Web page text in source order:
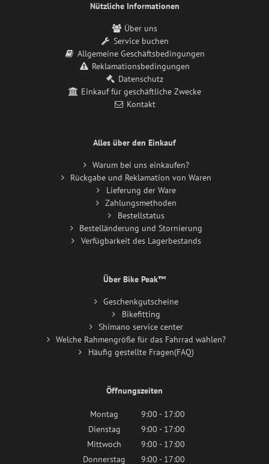
Nützliche Informationen
Über uns
Service buchen
Allgemeine Geschäftsbedingungen
Reklamationsbedingungen
Datenschutz
Einkauf für geschäftliche Zwecke
Kontakt
Alles über den Einkauf
Warum bei uns einkaufen?
Rückgabe und Reklamation von Waren
Lieferung der Ware
Zahlungsmethoden
Bestellstatus
Bestelländerung und Stornierung
Verfügbarkeit des Lagerbestands
Über Bike Peak™
Geschenkgutscheine
Bikefitting
Shimano service center
Welche Rahmengröße für das Fahrrad wählen?
Häufig gestellte Fragen(FAQ)
Öffnungszeiten
Montag
9:00 - 17:00
Dienstag
9:00 - 17:00
Mittwoch
9:00 - 17:00
Donnerstag
9:00 - 17:00